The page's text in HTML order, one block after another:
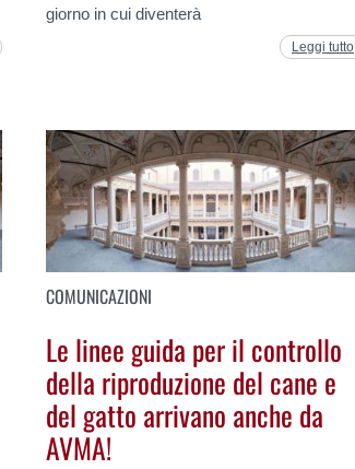
giorno in cui diventerà
Leggi tutto
COMUNICAZIONI
Le linee guida per il controllo
della riproduzione del cane e
del gatto arrivano anche da
AVMA!